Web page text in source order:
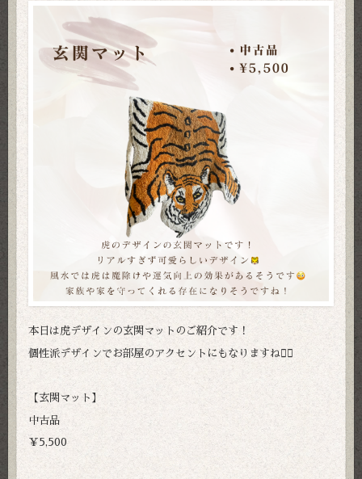
本日は虎デザインの玄関マットのご紹介です！
個性派デザインでお部屋のアクセントにもなりますね🙆‍♀️
【玄関マット】
中古品
￥5,500